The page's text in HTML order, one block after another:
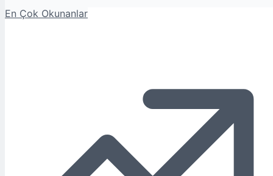
En Çok Okunanlar